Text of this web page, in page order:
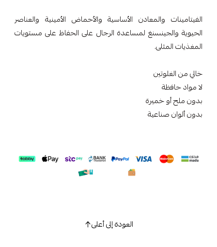
الفيتامينات والمعادن الأساسية والأحماض الأمينية والعناصر
الحيوية والجينسنغ لمساعدة الرجال على الحفاظ على مستويات
المغذيات المثلى.
خالي من الغلوتين
لا مواد حافظة
بدون ملح أو خميرة
بدون ألوان صناعية
العودة إلى أعلى